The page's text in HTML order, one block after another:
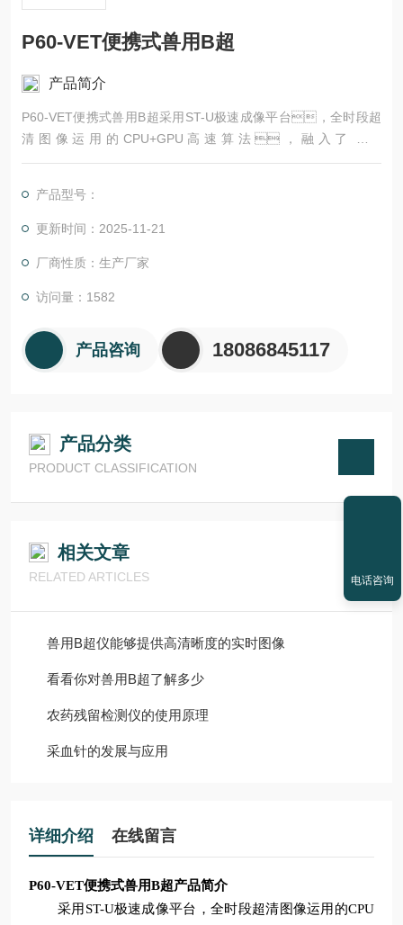
P60-VET便携式兽用B超
产品简介
P60-VET便携式兽用B超采用ST-U极速成像平台，全时段超
清图像运用的CPU+GPU高速算法，融入了科技
感、人性化的设计理念，硬件配置影像力再次升
产品型号：
更新时间：2025-11-21
厂商性质：生产厂家
访问量：1582
产品咨询 18086845117
产品分类
PRODUCT CLASSIFICATION
相关文章
RELATED ARTICLES
兽用B超仪能够提供高清晰度的实时图像
看看你对兽用B超了解多少
农药残留检测仪的使用原理
采血针的发展与应用
详细介绍 在线留言
P60-VET便携式兽用B超产品简介
采用 ST-U极速成像平台，全时段超清图像运用的CPU
电话咨询